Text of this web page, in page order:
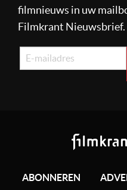
filmnieuws in uw
Filmkrant Nieuwsbrief.
ABONNEREN